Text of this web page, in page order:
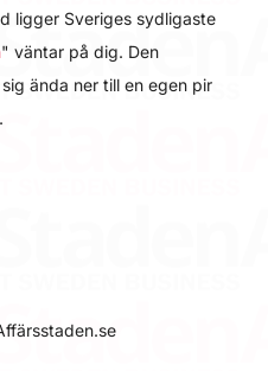
ligger Sveriges sydligaste
" väntar på dig. Den
ända ner till en egen pir